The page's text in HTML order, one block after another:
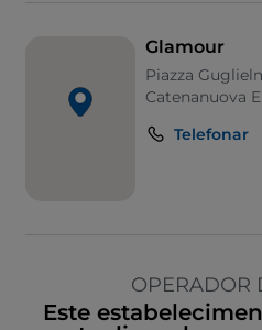
Glamour
Piazza
Catenanuova
Telefonar
OPERADOR
Este